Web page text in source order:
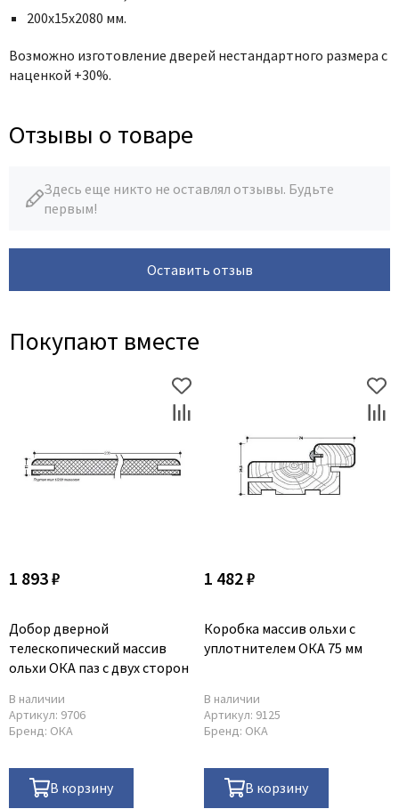
200х15х2080 мм.
Возможно изготовление дверей нестандартного размера с
наценкой +30%.
Отзывы о товаре
Здесь еще никто не оставлял отзывы. Будьте
первым!
Оставить отзыв
Покупают вместе
1 893 ₽
Добор дверной
телескопический массив
ольхи ОКА паз с двух сторон
В наличии
Артикул: 9706
Бренд: ОКА
В корзину
1 482 ₽
Коробка массив ольхи с
уплотнителем ОКА 75 мм
В наличии
Артикул: 9125
Бренд: ОКА
В корзину